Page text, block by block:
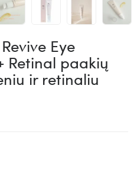
Eye
Retinal paakių
ir retinaliu